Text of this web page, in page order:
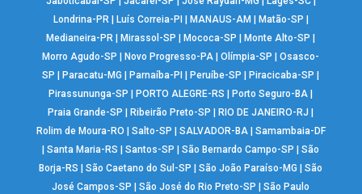
Londrina-PR| Luís Correia-PI MANAUS-AM Matão-SP
Medianeira-PR
Mirassol-SP Mococa-SP Monte Alto-SP
Morro Agudo-SP
Novo Progresso-PA |Olímpia-SP |Osasco-
SP
Paracatu-MG Parnaíba-PI Peruíbe-SP Piracicaba-SP
Pirassununga-SP
PORTO ALEGRE-RS Porto Seguro-BA
Praia Grande-SP
Ribeirão Preto-SP RIO DE JANEIRO-RJ
Rolim de Moura-RO
Salto-SP SALVADOR-BA| Samambaia-DF
|Santa Maria-RS |Santos-SP |São Bernardo Campo-SP |São
Borja-RS
|São Caetano do Sul-SP |São João Paraíso-MG |São
José Campos-SP
|São José do Rio Preto-SP |São Paulo